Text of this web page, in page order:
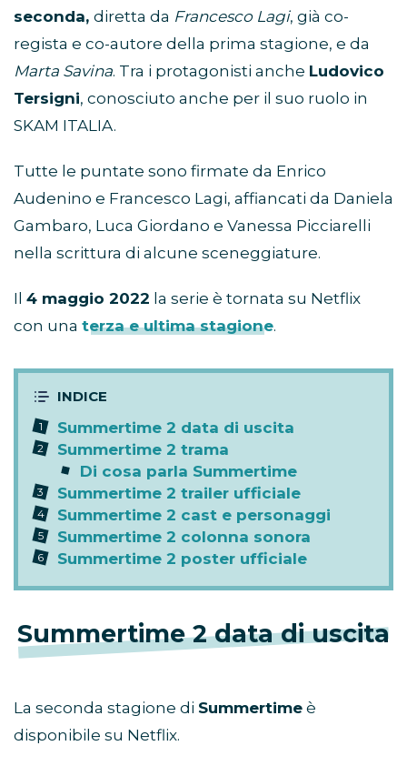
seconda, diretta da Francesco Lagi, già co-
regista e co-autore della prima stagione, e da
Marta Savina. Tra i protagonisti anche Ludovico
Tersigni, conosciuto anche per il suo ruolo in
SKAM ITALIA.
Tutte le puntate sono firmate da Enrico
Audenino e Francesco Lagi, affiancati da Daniela
Gambaro, Luca Giordano e Vanessa Picciarelli
nella scrittura di alcune sceneggiature.
Il 4 maggio 2022 la serie è tornata su Netflix
con una terza e ultima stagione.
Summertime 2 data di uscita
Summertime 2 trama
Di cosa parla Summertime
Summertime 2 trailer ufficiale
Summertime 2 cast e personaggi
Summertime 2 colonna sonora
Summertime 2 poster ufficiale
Summertime 2 data di uscita
La seconda stagione di Summertime è
disponibile su Netflix.